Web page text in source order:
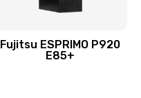
Fujitsu ESPRIMO P920
E85+